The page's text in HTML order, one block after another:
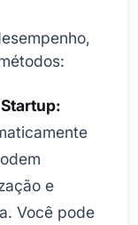
e
Você pode